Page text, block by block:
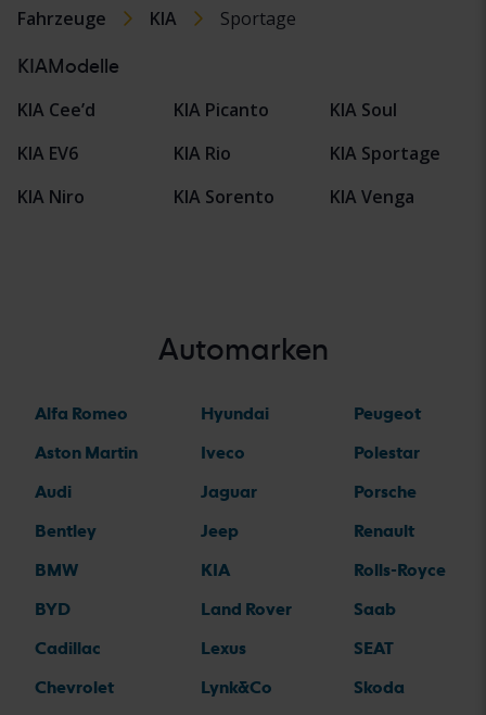
Fahrzeuge KIA Sportage
KIAModelle
KIA Cee’d
KIA EV6
KIA Niro
KIA Picanto
KIA Rio
KIA Sorento
KIA Soul
KIA Sportage
KIA Venga
Automarken
Alfa Romeo
Aston Martin
Audi
Bentley
BMW
BYD
Cadillac
Chevrolet
Hyundai
Iveco
Jaguar
Jeep
KIA
Land Rover
Lexus
Lynk&Co
Peugeot
Polestar
Porsche
Renault
Rolls-Royce
Saab
SEAT
Skoda